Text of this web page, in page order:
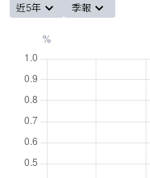
近5年 季報